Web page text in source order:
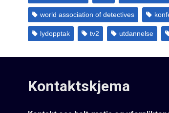
world association of detectives
lydopptak tv2 utdannelse
Kontaktskjema